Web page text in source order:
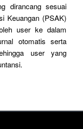
dirancang sesuai
Keuangan (PSAK)
user ke dalam
otomatis serta
user yang